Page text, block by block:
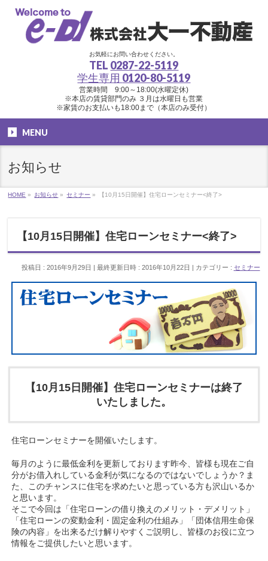
お気軽にお問い合わせください。
TEL 0287-22-5119
学生専用 0120-80-5119
営業時間 9:00～18:00(水曜定休)
※本店の賃貸部門のみ ３月は水曜日も営業
※家賃のお支払いも18:00まで（本店のみ受付）
MENU
お知らせ
HOME » お知らせ » セミナー » 【10月15日開催】住宅ローンセミナー<終了>
【10月15日開催】住宅ローンセミナー<終了>
投稿日 : 2016年9月29日 最終更新日時 : 2016年10月22日 カテゴリー : セミナー
【10月15日開催】住宅ローンセミナーは終了
いたしました。
住宅ローンセミナーを開催いたします。
毎月のように最低金利を更新しております昨今、皆様も現在ご自
分がお借入れしている金利が気になるのではないでしょうか？ま
た、このチャンスに住宅を求めたいと思っている方も沢山いるか
と思います。
そこで今回は「住宅ローンの借り換えのメリット・デメリット」
「住宅ローンの変動金利・固定金利の仕組み」「団体信用生命保
険の内容」を出来るだけ解りやすくご説明し、皆様のお役に立つ
情報をご提供したいと思います。